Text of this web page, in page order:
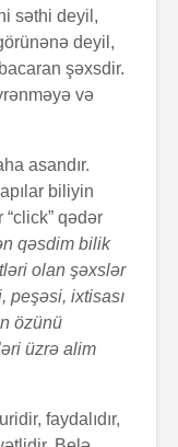
səthi deyil,
deyil,
şəxsdir.
və
asandır.
biliyin
“click” qədər
qəsdim bilik
olan şəxslər
peşəsi, ixtisası
özünü
üzrə alim
faydalıdır,
üçün 6
üsul
Avraam